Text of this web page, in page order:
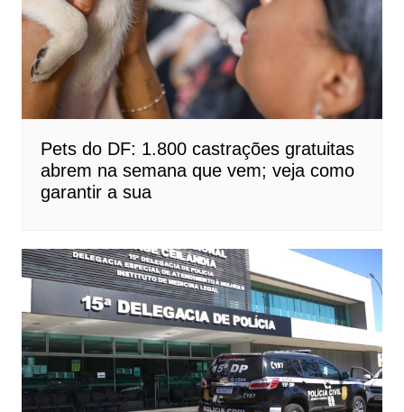
Pets do DF: 1.800 castrações gratuitas
abrem na semana que vem; veja como
garantir a sua